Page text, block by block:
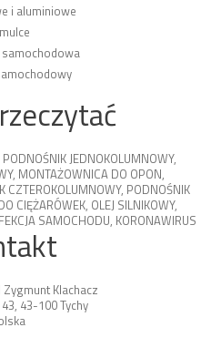
i aluminiowe
samochodowa
PODNOŚNIK JEDNOKOLUMNOWY,
, MONTAŻOWNICA DO OPON,
CZTEROKOLUMNOWY, PODNOŚNIK
CIĘŻARÓWEK, OLEJ SILNIKOWY,
SAMOCHODU, KORONAWIRUS
Klachacz
43-100 Tychy